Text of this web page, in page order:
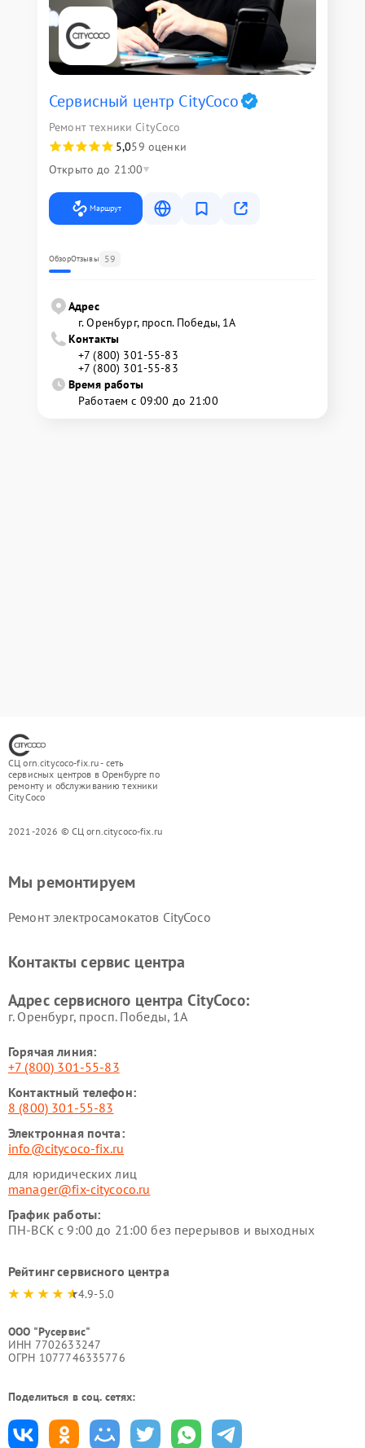
Сервисный центр CityCoco
Ремонт техники CityCoco
5,059 оценки
Открыто до 21:00
Маршрут
ОбзорОтзывы 59
Адрес
г. Оренбург, просп. Победы, 1А
Контакты
+7 (800) 301-55-83
+7 (800) 301-55-83
Время работы
Работаем с 09:00 до 21:00
СЦ orn.citycoco-fix.ru - сеть
сервисных центров в Оренбурге по
ремонту и обслуживанию техники
CityCoco
2021-2026 © СЦ orn.citycoco-fix.ru
Мы ремонтируем
Ремонт электросамокатов CityCoco
Контакты сервис центра
Адрес сервисного центра CityCoco:
г. Оренбург, просп. Победы, 1А
Горячая линия:
+7 (800) 301-55-83
Контактный телефон:
8 (800) 301-55-83
Электронная почта:
info@citycoco-fix.ru
для юридических лиц
manager@fix-citycoco.ru
График работы:
ПН-ВСК с 9:00 до 21:00 без перерывов и выходных
Рейтинг сервисного центра
4.9-5.0
ООО "Русервис"
ИНН 7702633247
ОГРН 1077746335776
Поделиться в соц. сетях: